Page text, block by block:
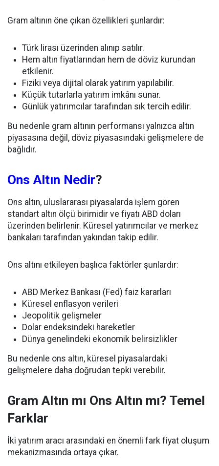
Gram altının öne çıkan özellikleri şunlardır:
Türk lirası üzerinden alınıp satılır.
Hem altın fiyatlarından hem de döviz kurundan
etkilenir.
Fiziki veya dijital olarak yatırım yapılabilir.
Küçük tutarlarla yatırım imkânı sunar.
Günlük yatırımcılar tarafından sık tercih edilir.
Bu nedenle gram altının performansı yalnızca altın
piyasasına değil, döviz piyasasındaki gelişmelere de
bağlıdır.
Ons Altın Nedir?
Ons altın, uluslararası piyasalarda işlem gören
standart altın ölçü birimidir ve fiyatı ABD doları
üzerinden belirlenir. Küresel yatırımcılar ve merkez
bankaları tarafından yakından takip edilir.
Ons altını etkileyen başlıca faktörler şunlardır:
ABD Merkez Bankası (Fed) faiz kararları
Küresel enflasyon verileri
Jeopolitik gelişmeler
Dolar endeksindeki hareketler
Dünya genelindeki ekonomik belirsizlikler
Bu nedenle ons altın, küresel piyasalardaki
gelişmelere daha doğrudan tepki verebilir.
Gram Altın mı Ons Altın mı? Temel
Farklar
İki yatırım aracı arasındaki en önemli fark fiyat oluşum
mekanizmasında ortaya çıkar.